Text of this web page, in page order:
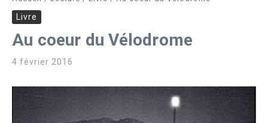
Livre
Au coeur du Vélodrome
4 février 2016